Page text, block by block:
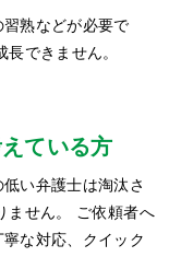
熟などが必要で
できません。
ている方
い弁護士は淘汰さ
ません。 ご依頼者へ
な対応、クイック